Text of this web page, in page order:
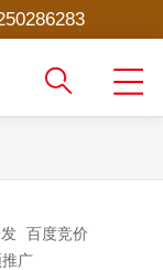
百度竞价
广